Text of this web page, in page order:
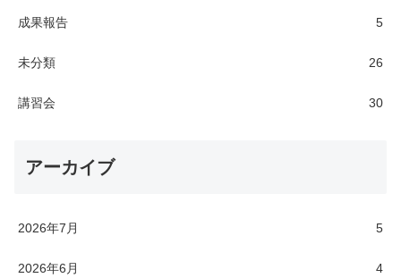
成果報告 5
未分類 26
講習会 30
アーカイブ
2026年7月 5
2026年6月 4